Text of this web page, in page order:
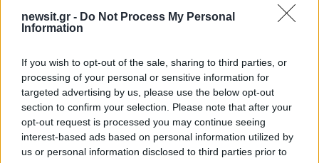
newsit.gr - Do Not Process My Personal
Information
If you wish to opt-out of the sale, sharing to third parties, or
processing of your personal or sensitive information for
targeted advertising by us, please use the below opt-out
section to confirm your selection. Please note that after your
opt-out request is processed you may continue seeing
interest-based ads based on personal information utilized by
us or personal information disclosed to third parties prior to